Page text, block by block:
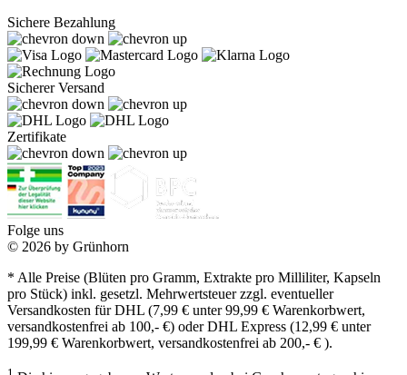
Sichere Bezahlung
Sicherer Versand
Zertifikate
Folge uns
© 2026 by Grünhorn
* Alle Preise (Blüten pro Gramm, Extrakte pro Milliliter, Kapseln
pro Stück) inkl. gesetzl. Mehrwertsteuer zzgl. eventueller
Versandkosten für DHL (7,99 € unter 99,99 € Warenkorbwert,
versandkostenfrei ab 100,- €) oder DHL Express (12,99 € unter
199,99 € Warenkorbwert, versandkostenfrei ab 200,- € ).